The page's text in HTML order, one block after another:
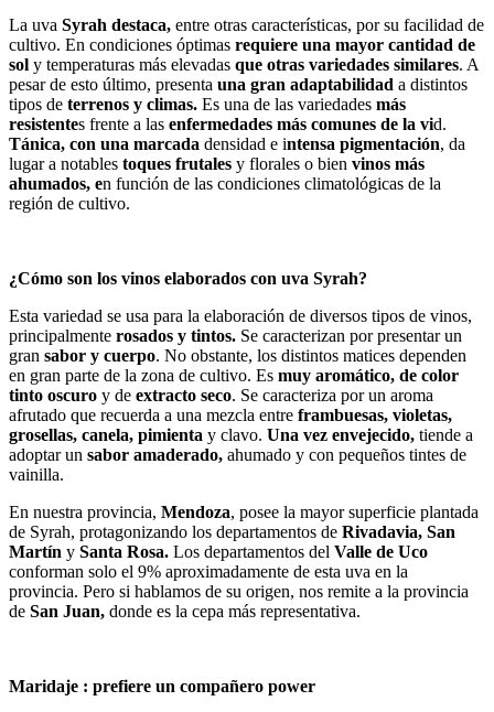
La uva Syrah destaca, entre otras características, por su facilidad de
cultivo. En condiciones óptimas requiere una mayor cantidad de
sol y temperaturas más elevadas que otras variedades similares. A
pesar de esto último, presenta una gran adaptabilidad a distintos
tipos de terrenos y climas. Es una de las variedades más
resistentes frente a las enfermedades más comunes de la vid.
Tánica, con una marcada densidad e intensa pigmentación, da
lugar a notables toques frutales y florales o bien vinos más
ahumados, en función de las condiciones climatológicas de la
región de cultivo.
¿Cómo son los vinos elaborados con uva Syrah?
Esta variedad se usa para la elaboración de diversos tipos de vinos,
principalmente rosados y tintos. Se caracterizan por presentar un
gran sabor y cuerpo. No obstante, los distintos matices dependen
en gran parte de la zona de cultivo. Es muy aromático, de color
tinto oscuro y de extracto seco. Se caracteriza por un aroma
afrutado que recuerda a una mezcla entre frambuesas, violetas,
grosellas, canela, pimienta y clavo. Una vez envejecido, tiende a
adoptar un sabor amaderado, ahumado y con pequeños tintes de
vainilla.
En nuestra provincia, Mendoza, posee la mayor superficie plantada
de Syrah, protagonizando los departamentos de Rivadavia, San
Martín y Santa Rosa. Los departamentos del Valle de Uco
conforman solo el 9% aproximadamente de esta uva en la
provincia. Pero si hablamos de su origen, nos remite a la provincia
de San Juan, donde es la cepa más representativa.
Maridaje : prefiere un compañero power